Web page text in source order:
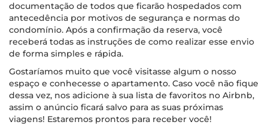
documentação de todos que ficarão hospedados com
antecedência por motivos de segurança e normas do
condomínio. Após a confirmação da reserva, você
receberá todas as instruções de como realizar esse envio
de forma simples e rápida.
Gostaríamos muito que você visitasse algum o nosso
espaço e conhecesse o apartamento. Caso você não fique
dessa vez, nos adicione à sua lista de favoritos no Airbnb,
assim o anúncio ficará salvo para as suas próximas
viagens! Estaremos prontos para receber você!